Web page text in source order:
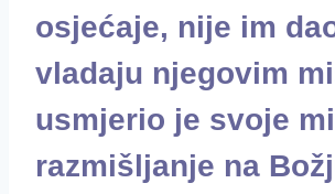
osjećaje, nije im
vladaju njegovim
usmjerio je svoje
razmišljanje na